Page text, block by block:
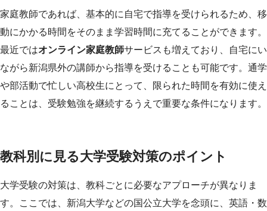
家庭教師であれば、基本的に自宅で指導を受けられるため、移
動にかかる時間をそのまま学習時間に充てることができます。
最近ではオンライン家庭教師サービスも増えており、自宅にい
ながら新潟県外の講師から指導を受けることも可能です。通学
や部活動で忙しい高校生にとって、限られた時間を有効に使え
ることは、受験勉強を継続するうえで重要な条件になります。
教科別に見る大学受験対策のポイント
大学受験の対策は、教科ごとに必要なアプローチが異なりま
す。ここでは、新潟大学などの国公立大学を念頭に、英語・数